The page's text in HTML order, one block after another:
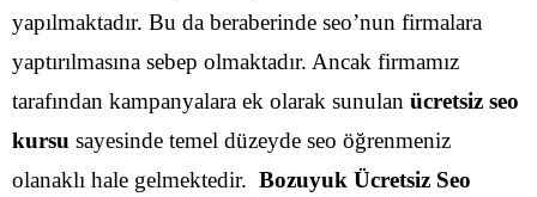
yapılmaktadır. Bu da beraberinde seo’nun firmalara
yaptırılmasına sebep olmaktadır. Ancak firmamız
tarafından kampanyalara ek olarak sunulan ücretsiz seo
kursu sayesinde temel düzeyde seo öğrenmeniz
olanaklı hale gelmektedir. Bozuyuk Ücretsiz Seo